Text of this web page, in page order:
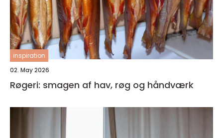
inspiration
02. May 2026
Røgeri: smagen af hav, røg og håndværk